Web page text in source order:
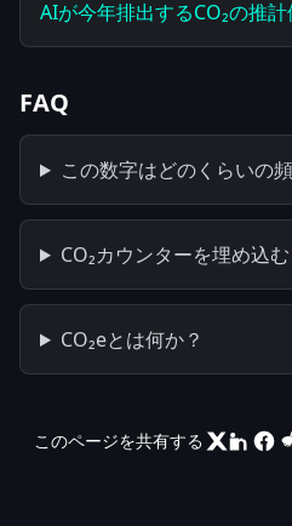
AIが今年排出するCO₂の推計
FAQ
この数字はどのくらいの
CO₂カウンターを埋め込
CO₂eとは何か？
このページを共有する